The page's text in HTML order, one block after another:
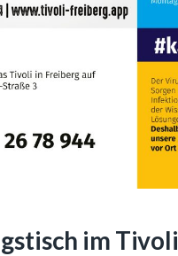
im Tivoli